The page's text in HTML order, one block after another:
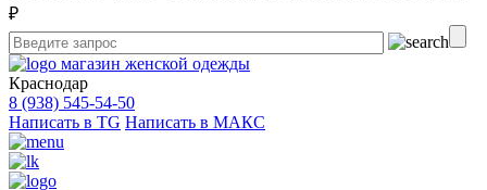
₽
магазин женской одежды
Краснодар
8 (938) 545-54-50
Написать в TG Написать в МАКС